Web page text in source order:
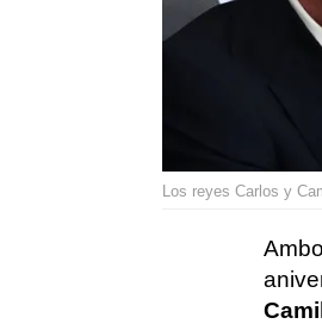
Los reyes Carlos y